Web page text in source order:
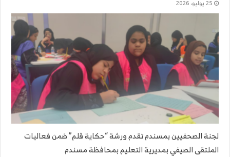
25 يوليو، 2026
لجنة الصحفيين بمسندم تقدم ورشة “حكاية قلم” ضمن فعاليات
الملتقى الصيفي بمديرية التعليم بمحافظة مسندم